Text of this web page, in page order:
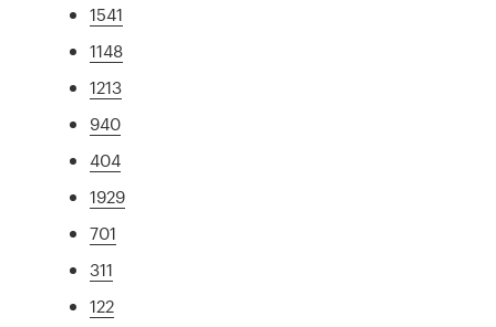
1541
1148
1213
940
404
1929
701
311
122